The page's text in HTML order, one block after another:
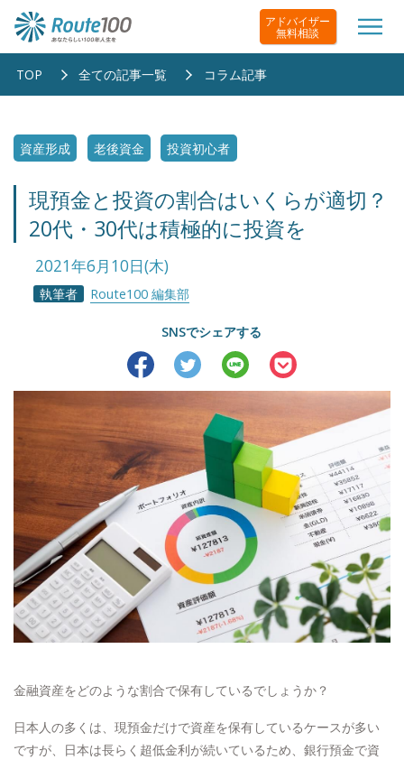
アドバイザー
無料相談
TOP 全ての記事一覧 コラム記事
資産形成 老後資金 投資初心者
現預金と投資の割合はいくらが適切？
20代・30代は積極的に投資を
2021年6月10日(木)
執筆者 Route100 編集部
SNSでシェアする
金融資産をどのような割合で保有しているでしょうか？
日本人の多くは、現預金だけで資産を保有しているケースが多い
ですが、日本は長らく超低金利が続いているため、銀行預金で資